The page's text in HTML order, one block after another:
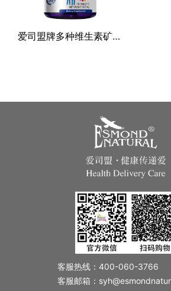
提高免疫力
其他
爱司盟牌多种维生素矿物质片（进口蓝帽）
客服热线：400-060-3766
客服邮箱：